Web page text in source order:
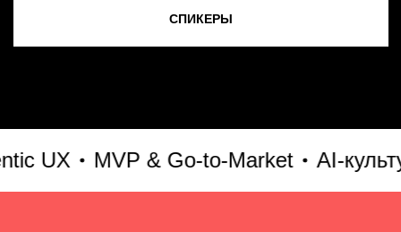
MVP & Go-to-Market AI-культура и